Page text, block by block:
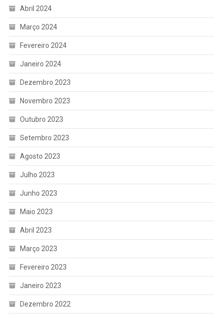
Abril 2024
Março 2024
Fevereiro 2024
Janeiro 2024
Dezembro 2023
Novembro 2023
Outubro 2023
Setembro 2023
Agosto 2023
Julho 2023
Junho 2023
Maio 2023
Abril 2023
Março 2023
Fevereiro 2023
Janeiro 2023
Dezembro 2022